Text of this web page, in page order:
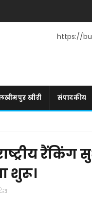
https://
खीरी संपादकीय
शुरू।